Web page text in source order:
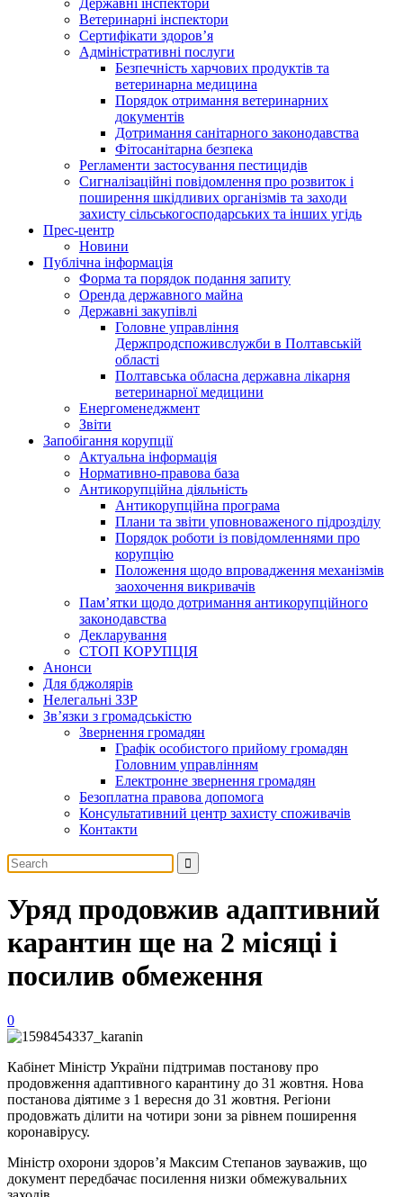
Державні інспектори
Ветеринарні інспектори
Сертифікати здоров’я
Адміністративні послуги
Безпечність харчових продуктів та
ветеринарна медицина
Порядок отримання ветеринарних
документів
Дотримання санітарного законодавства
Фітосанітарна безпека
Регламенти застосування пестицидів
Сигналізаційні повідомлення про розвиток і
поширення шкідливих організмів та заходи
захисту сільськогосподарських та інших угідь
Прес-центр
Новини
Публічна інформація
Форма та порядок подання запиту
Оренда державного майна
Державні закупівлі
Головне управління
Держпродспоживслужби в Полтавській
області
Полтавська обласна державна лікарня
ветеринарної медицини
Енергоменеджмент
Звіти
Запобігання корупції
Актуальна інформація
Нормативно-правова база
Антикорупційна діяльність
Антикорупційна програма
Плани та звіти уповноваженого підрозділу
Порядок роботи із повідомленнями про
корупцію
Положення щодо впровадження механізмів
заохочення викривачів
Пам’ятки щодо дотримання антикорупційного
законодавства
Декларування
СТОП КОРУПЦІЯ
Анонси
Для бджолярів
Нелегальні ЗЗР
Зв’язки з громадськістю
Звернення громадян
Графік особистого прийому громадян
Головним управлінням
Електронне звернення громадян
Безоплатна правова допомога
Консультативний центр захисту споживачів
Контакти
Уряд продовжив адаптивний
карантин ще на 2 місяці і
посилив обмеження
0
Кабінет Міністр України підтримав постанову про
продовження адаптивного карантину до 31 жовтня. Нова
постанова діятиме з 1 вересня до 31 жовтня. Регіони
продовжать ділити на чотири зони за рівнем поширення
коронавірусу.
Міністр охорони здоров’я Максим Степанов зауважив, що
документ передбачає посилення низки обмежувальних